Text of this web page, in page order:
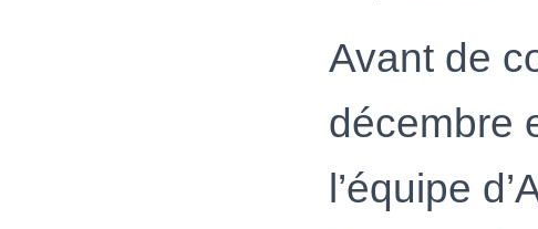
Avant de
décembre
l’équipe